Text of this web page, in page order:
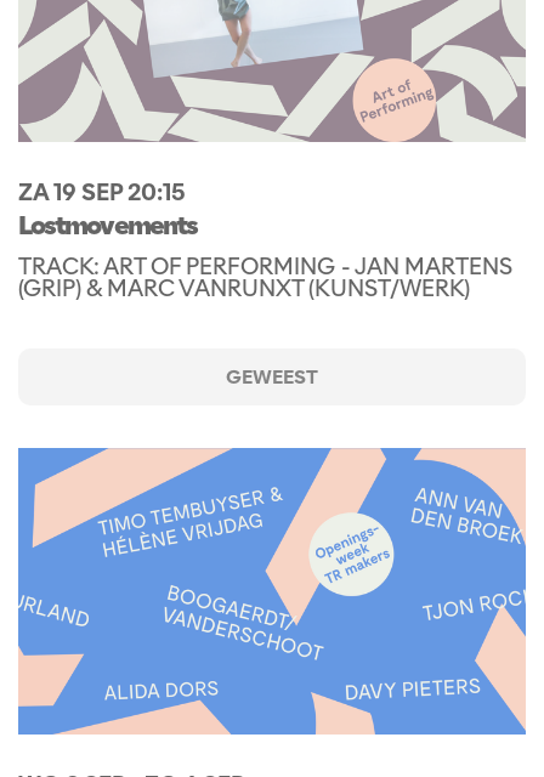
Lostmovements
TRACK: ART OF PERFORMING - JAN MARTENS
(GRIP) & MARC VANRUNXT (KUNST/WERK)
ZA 19 SEP20:15
GEWEEST